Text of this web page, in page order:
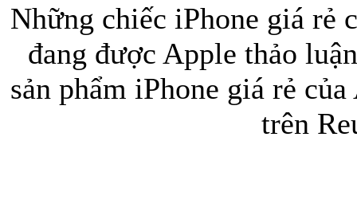
Những chiếc iPhone giá rẻ
đang được Apple thảo
sản phẩm iPhone giá rẻ
trên